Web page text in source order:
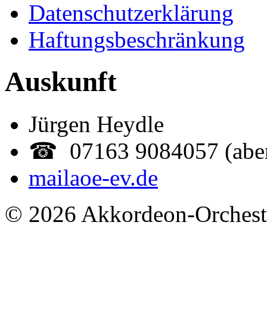
Datenschutzerklärung
Haftungsbeschränkung
Auskunft
Jürgen Heydle
☎ 07163 9084057
mailaoe-ev.de
© 2026 Akkordeon-